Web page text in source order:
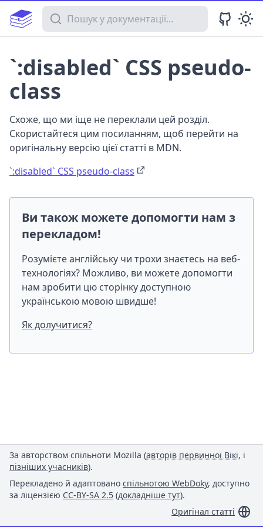
Пошук у документації
`:disabled` CSS pseudo-
class
Схоже, що ми іще не переклали цей розділ.
Скористайтеся цим посиланням, щоб перейти на
оригінальну версію цієї статті в MDN.
`:disabled` CSS pseudo-class
Ви також можете допомогти нам з
перекладом!
Розумієте англійську чи трохи знаєтесь на веб-
технологіях? Можливо, ви можете допомогти
нам зробити цю сторінку доступною
українською мовою швидше!
Як долучитися?
За авторством спільноти Mozilla (авторів первинної Вікі, і
пізніших учасників).
Перекладено й адаптовано спільнотою WebDoky, доступно
за ліцензією CC-BY-SA 2.5 (докладніше тут).
Оригінал статті